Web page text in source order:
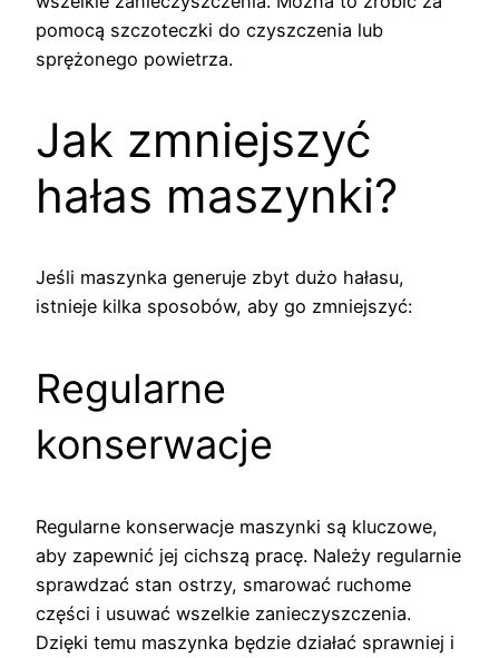
pomocą szczoteczki do czyszczenia lub
sprężonego powietrza.
Jak zmniejszyć
hałas maszynki?
Jeśli maszynka generuje zbyt dużo hałasu,
istnieje kilka sposobów, aby go zmniejszyć:
Regularne
konserwacje
Regularne konserwacje maszynki są kluczowe,
aby zapewnić jej cichszą pracę. Należy regularnie
sprawdzać stan ostrzy, smarować ruchome
części i usuwać wszelkie zanieczyszczenia.
Dzięki temu maszynka będzie działać sprawniej i